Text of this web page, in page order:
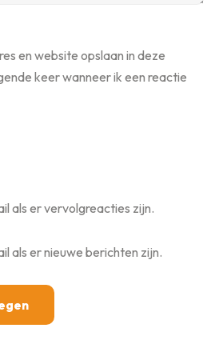
en website opslaan in deze
keer wanneer ik een reactie
als er vervolgreacties zijn.
als er nieuwe berichten zijn.